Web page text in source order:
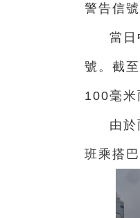
警告信
當日
號。截
100毫米
由
班乘搭